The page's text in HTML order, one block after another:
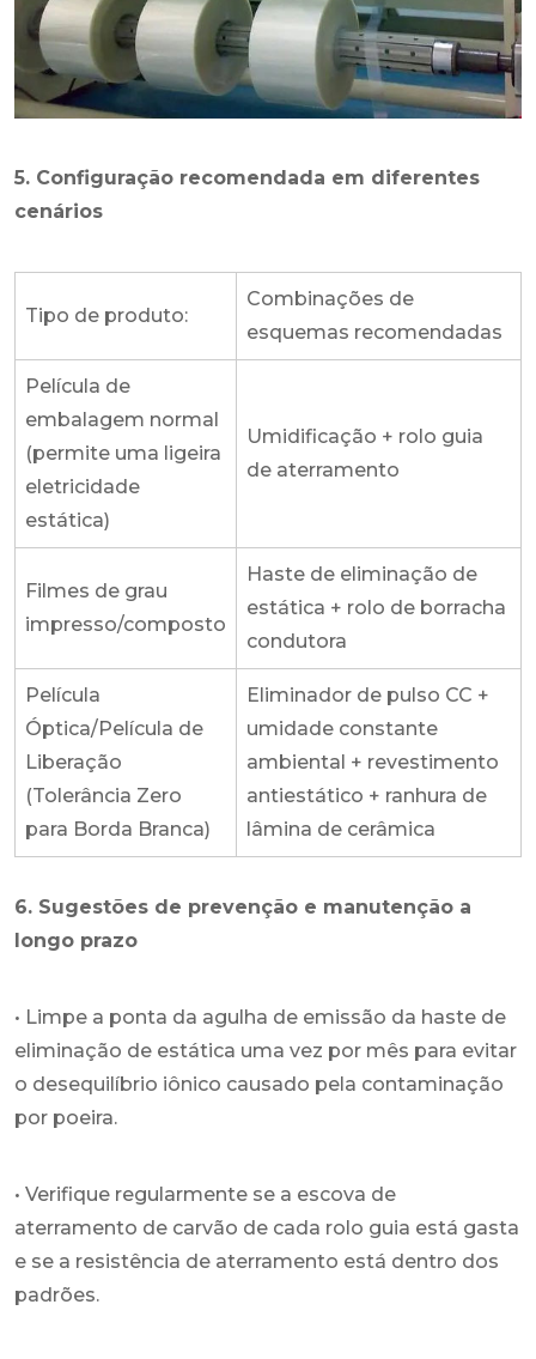
5. Configuração recomendada em diferentes
cenários
Tipo de produto:
Combinações de
esquemas recomendadas
Película de
embalagem normal
(permite uma ligeira
eletricidade
estática)
Umidificação + rolo guia
de aterramento
Filmes de grau
impresso/composto
Haste de eliminação de
estática + rolo de borracha
condutora
Película
Óptica/Película de
Liberação
(Tolerância Zero
para Borda Branca)
Eliminador de pulso CC +
umidade constante
ambiental + revestimento
antiestático + ranhura de
lâmina de cerâmica
6. Sugestões de prevenção e manutenção a
longo prazo
• Limpe a ponta da agulha de emissão da haste de
eliminação de estática uma vez por mês para evitar
o desequilíbrio iônico causado pela contaminação
por poeira.
• Verifique regularmente se a escova de
aterramento de carvão de cada rolo guia está gasta
e se a resistência de aterramento está dentro dos
padrões.